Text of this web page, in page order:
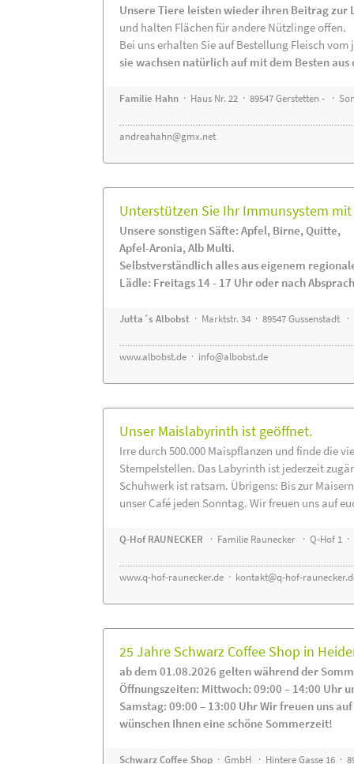
Unsere Tiere leisten wieder ihren Beitrag zur
und halten Flächen für andere Nützlinge offen.
Bei uns erhalten Sie auf Bestellung Fleisch
sie wachsen natürlich auf mit dem Besten aus
Familie Hahn · Haus Nr. 22 · 89547 Gerstetten - ·
andreahahn@gmx.net
Unterstützen Sie Ihr Immunsystem
Unsere sonstigen Säfte: Apfel, Birne, Quitte,
Apfel-Aronia, Alb Multi.
Selbstverständlich alles aus eigenem
Lädle: Freitags 14 - 17 Uhr oder nach
Jutta´s Albobst · Marktstr. 34 · 89547 Gussenstadt ·
www.albobst.de · info@albobst.de
Unser Maislabyrinth ist geöffnet.
Irre durch 500.000 Maispflanzen und finde die
Stempelstellen. Das Labyrinth ist jederzeit
Schuhwerk ist ratsam. Übrigens: Bis zur
unser Café jeden Sonntag. Wir freuen uns auf
Q-Hof RAUNECKER · Familie Raunecker · Q-Hof 1
www.q-hof-raunecker.de · kontakt@q-hof-
25 Jahre Schwarz Coffee Shop in
ab dem 01.08.2026 gelten während der
Öffnungszeiten: Mittwoch: 09:00 – 14:00 Uhr
Samstag: 09:00 – 13:00 Uhr Wir freuen uns
wünschen Ihnen eine schöne Sommerzeit!
Schwarz Coffee Shop · GmbH · Hintere Gasse 16 ·